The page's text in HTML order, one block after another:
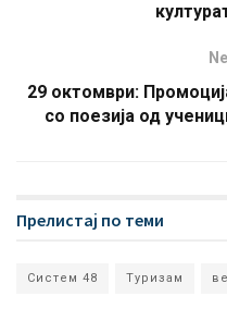
29 октомври:
со поезија од
Прелистај по теми
Систем 48 Туризам